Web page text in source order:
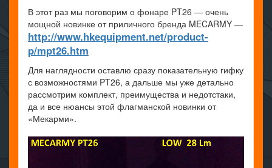
В этот раз мы поговорим о фонаре PT26 — очень
мощной новинке от приличного бренда MECARMY —
http://www.hkequipment.net/product-
p/mpt26.htm
Для наглядности оставлю сразу показательную гифку
с возможностями PT26, а дальше мы уже детально
рассмотрим комплект, преимущества и недотстаки,
да и все нюансы этой флагманской новинки от
«Мекарми».